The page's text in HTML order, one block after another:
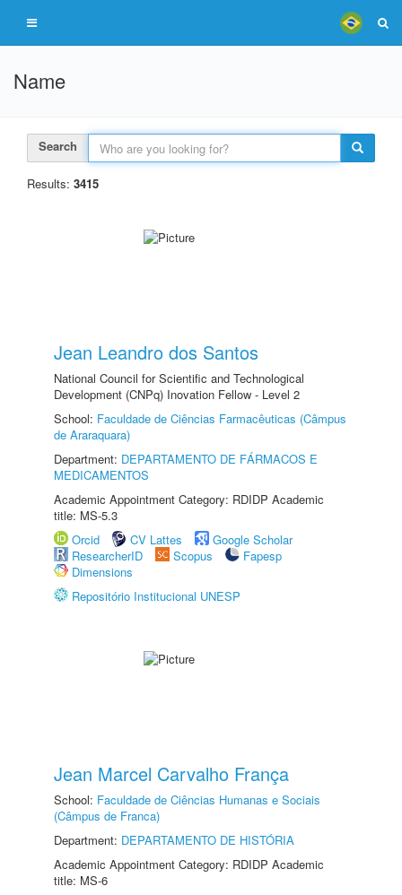
Name
Search
Results: 3415
Jean Leandro dos Santos
National Council for Scientific and Technological
Development (CNPq) Inovation Fellow - Level 2
School: Faculdade de Ciências Farmacêuticas (Câmpus
de Araraquara)
Department: DEPARTAMENTO DE FÁRMACOS E
MEDICAMENTOS
Academic Appointment Category: RDIDP Academic
title: MS-5.3
Orcid
CV Lattes
Google Scholar
ResearcherID
Scopus
Fapesp
Dimensions
Repositório Institucional UNESP
Jean Marcel Carvalho França
School: Faculdade de Ciências Humanas e Sociais
(Câmpus de Franca)
Department: DEPARTAMENTO DE HISTÓRIA
Academic Appointment Category: RDIDP Academic
title: MS-6